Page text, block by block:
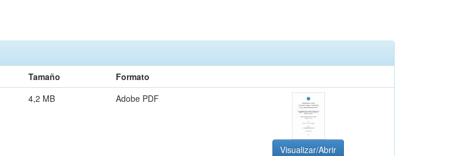
Tamaño
Formato
4,2 MB Adobe PDF
Visualizar/Abrir